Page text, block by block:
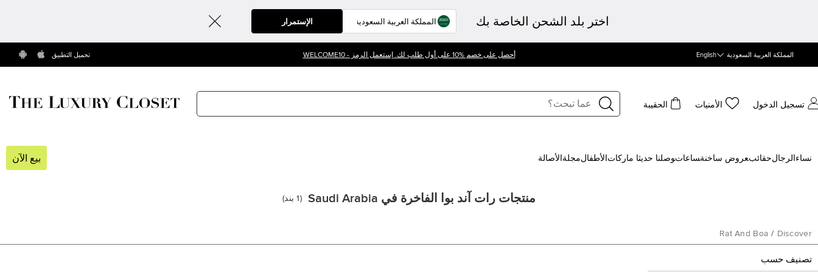
اختر بلد الشحن الخاصة بك الإستمرار
المملكة العربية السعودية English أحصل على خصم %10 على أول طلب لك. إستعمل الرمز - WELCOME10 تحميل التطبيق
تسجيل الدخول الأمنيات الحقيبة
نساء الرجالحقائب‍عروض ساخنة‍ساعات‍وصلنا حديثا ‍ ماركات الأطفالمجلة الأصالة بيع الآن
منتجات رات آند بوا الفاخرة في Saudi Arabia (
1 بند)
Discover
/
Rat And Boa
تصنيف حسب